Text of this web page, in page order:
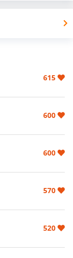
615
600
600
570
520